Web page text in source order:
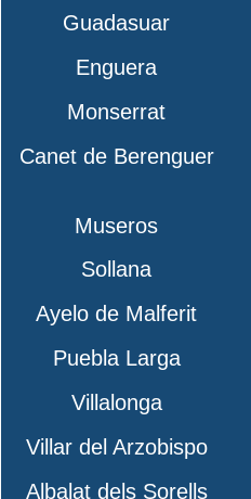
Guadasuar
Enguera
Monserrat
Canet de Berenguer
Museros
Sollana
Ayelo de Malferit
Puebla Larga
Villalonga
Villar del Arzobispo
Albalat dels Sorells